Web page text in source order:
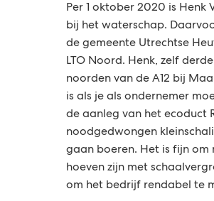
Per 1 oktober 2020 is Henk
bij het waterschap.
de gemeente Utrechtse
LTO Noord. Henk, zelf
noorden van de A12 bij
is als je als ondernemer
de aanleg van het ecoduct
noodgedwongen
gaan boeren. Het is fijn om
hoeven zijn met
om het bedrijf rendabel te